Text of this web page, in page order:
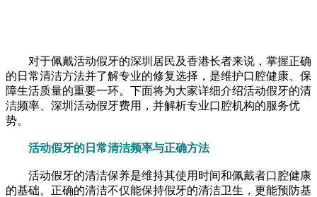
对于佩戴活动假牙的深圳居民及香港长者来说，掌握正确
的日常清洁方法并了解专业的修复选择，是维护口腔健康、保
障生活质量的重要一环。下面将为大家详细介绍活动假牙的清
洁频率、深圳活动假牙费用，并解析专业口腔机构的服务优
势。
活动假牙的日常清洁频率与正确方法
活动假牙的清洁保养是维持其使用时间和佩戴者口腔健康
的基础。正确的清洁不仅能保持假牙的清洁卫生，更能预防基